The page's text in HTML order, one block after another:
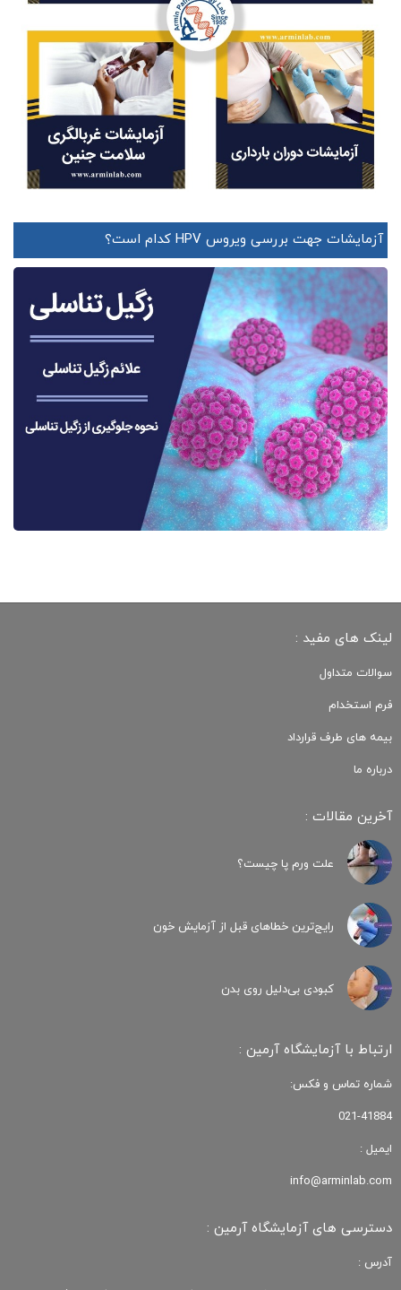
آزمایشات جهت بررسی ویروس HPV کدام است؟
لینک های مفید :
سوالات متداول
فرم استخدام
بیمه های طرف قرارداد
درباره ما
آخرین مقالات :
علت ورم پا چیست؟
رایج‌ترین خطاهای قبل از آزمایش خون
کبودی‌ بی‌دلیل روی بدن
ارتباط با آزمایشگاه آرمین :
شماره تماس و فکس:
021-41884
ایمیل :
info@arminlab.com
دسترسی های آزمایشگاه آرمین :
آدرس :